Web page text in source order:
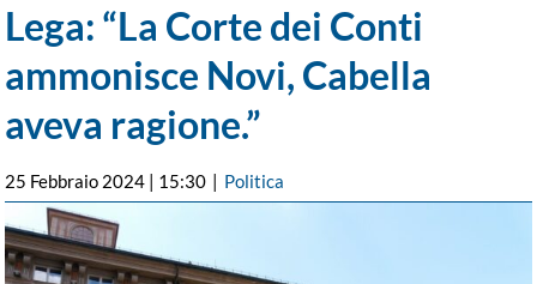
Lega: “La Corte dei Conti
ammonisce Novi, Cabella
aveva ragione.”
25 Febbraio 2024 | 15:30 | Politica
Ingrandisci
immagine